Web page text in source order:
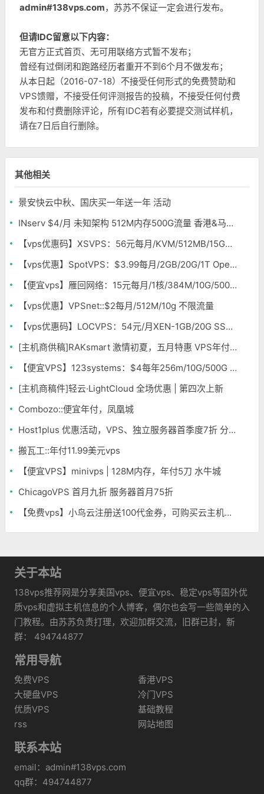
admin#138vps.com，苏苏不保证一定会进行发布。
但请IDC留意以下内容：
无官方正式首页、无可用联络方式暂不发布；
曾经有过倒闭和跑路经历者重开不到6个月不做发布；
从本日起（2016-07-18）不接受任何形式的免费赞助和
VPS馈赠，不接受任何评测报告的投稿，不接受任何付费
发布和付费删除评论，所有IDC若有必要提交测试样机，
请在7日后自行删除。
其他相关
景安快云中秋、国庆买一年送一年 活动
INserv $4/月 未知架构 512M内存500G流量 香港&马来西亚便宜VPS
【vps优惠码】XSVPS：56元每月/KVM/512MB/15GB/150GB 香港
【vps优惠】SpotVPS：$3.99每月/2GB/20G/1T OpenVZ
【便宜vps】雁回网络：15元每月/1核/384M/10G/500G/10Mbps KVM 洛杉矶
【vps优惠】VPSnet::$2每月/512M/10g 不限流量
【vps优惠码】LOCVPS：54元/月XEN-1GB/20G SSD/2M无限 香港
[主机商供稿]RAKsmart 激情初夏，五月特惠 VPS年付低至163元 不限流量
【便宜VPS】123systems：$4每年256m/10G/500G OpenVZ 多机房
[主机商稿件]轻云·LightCloud 全场优惠 | 第四次上新
Combozo::便宜年付，凤凰城
Host1plus 优惠活动，VPS、独立服务器首季度7折 分销主机首半年65折
搬瓦工::年付11.99美元vps
【便宜VPS】minivps | 128M内存，年付5刀 水牛城
ChicagoVPS 首月九折 服务器首月75折
【免费vps】小鸟云注册送100代金券，可购买云主机一个月
关于本站
138vps推荐网是分享美国vps、便宜vps、稳定vps等国外优
质vps和虚拟主机信息的个人博客，偶尔也会写一些简单的入
门教程。由苏苏负责打理，欢迎加群交流，旧群已封，新
群： 494744877
常用导航
免费VPS
香港VPS
大硬盘VPS
冷门VPS
优质VPS
基础教程
rss
网站地图
联系本站
email：admin#138vps.com
qq群：494744877